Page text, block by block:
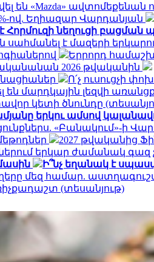
են «Mazda» ավտոմեքենան ու
ով. Եղիազար Վարդանյան
Հորմուզի նեղուցի բացման
է մազերի
Երրորդ
2026 թվականին
Ո՛չ ուսուցչի
մարդկային լեզվի
կետի ծնունդը
երկու ամսով
«Բանակում»-ի
2027 թվականից
երկար ժամանակ գազ չի
Ի՞նչ եղանակ է
մեզ համար.
(տեսանյութ)